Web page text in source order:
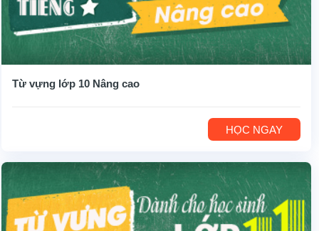
Từ vựng lớp 10 Nâng cao
HỌC NGAY